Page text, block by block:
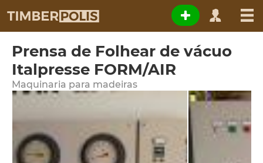
Prensa de Folhear de vácuo
Italpresse FORM/AIR
Maquinaria para madeiras